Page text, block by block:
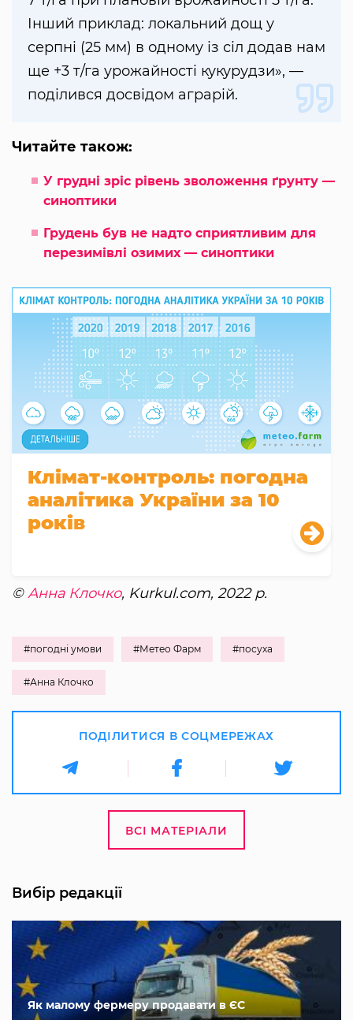
Інший приклад: локальний дощ у
серпні (25 мм) в одному із сіл додав нам
ще +3 т/га урожайності кукурудзи», —
поділився досвідом аграрій.
Читайте також:
У грудні зріс рівень зволоження ґрунту —
синоптики
Грудень був не надто сприятливим для
перезимівлі озимих — синоптики
Клімат-контроль: погодна
аналітика України за 10
років
©Анна Клочко, Kurkul.com, 2022 р.
#погодні умови #Метео Фарм #посуха
#Анна Клочко
ПОДІЛИТИСЯ В СОЦМЕРЕЖАХ
ВСІ МАТЕРІАЛИ
Вибір редакції
Як малому фермеру продавати в ЄС